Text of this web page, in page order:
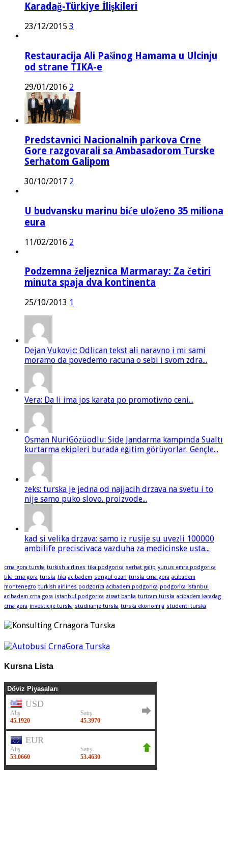
Karadağ-Türkiye İlişkileri
23/12/2015 3
Restauracija Ali Pašinog Hamama u Ulcinju
od strane TIKA-e
29/01/2016 2
Predstavnici Nacionalnih parkova Crne
Gore razgovarali sa Ambasadorom Turske
Serhatom Galipom
30/10/2017 2
U budvansku marinu biće uloženo 35 miliona
eura
11/02/2016 2
Podzemna željeznica Marmaray: Za četiri
minuta spaja dva kontinenta
25/10/2013 1
Dejan Vukovic: Odlican tekst ali naravno i mi sami
moramo da povedemo racuna o sebi i svom zdra...
Vera: Da li ima jos karata po promotivno ceni...
Osman NuriGözüodlu: Side Jandarma kampında Sualtı
kurtarma ekipleri burada eğitim görüyorlar. Gençle...
zeks: turska je jedna od najjacih drzava na svetu i to
nije samo puko slovo. proizvode...
kad si velika drzava: samo iz rusije su uvezli 100000
ambilife preciscivaca vazduha za medicinske usta...
crna gora turska turkish airlines tika podgorica serhat galip yunus emre podgorica
tika crna gora turska tika acibadem songul ozan turska crna gora acibadem
montenegro turkish airlines podgorica acibadem podgorica podgorica istanbul
acibadem crna gora istanbul podgorica ziraat banka turizam turska acibadem karadag
crna gora investicije turska studiranje turska turska ekonomija studenti turska
Kursna Lista